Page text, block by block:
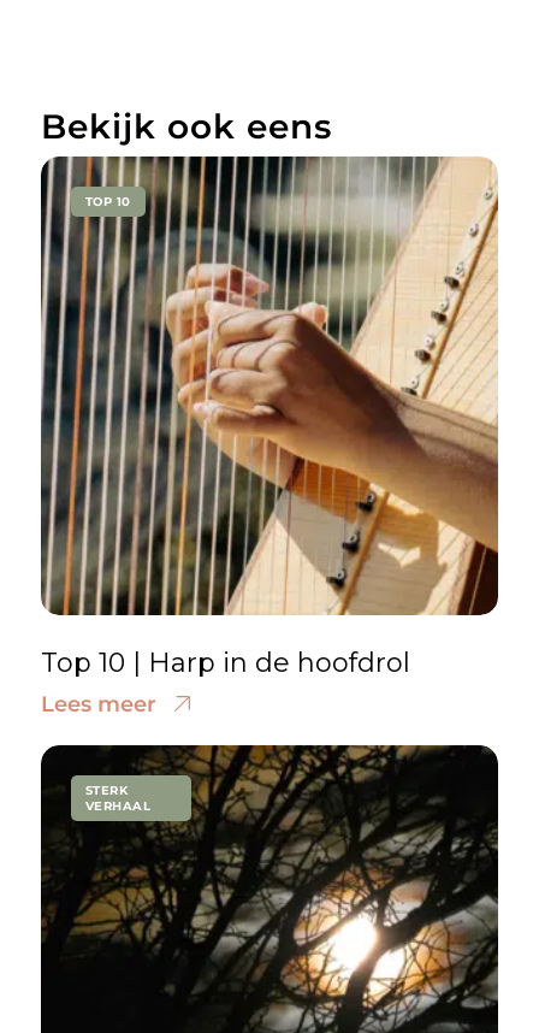
Bekijk ook eens
TOP 10
Top 10 | Harp in de hoofdrol
Lees meer
STERK
VERHAAL